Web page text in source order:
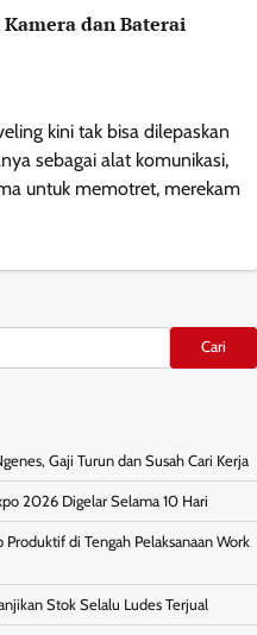
dan Baterai
kini tak bisa dilepaskan
sebagai alat komunikasi,
untuk memotret, merekam
Cari
Gaji Turun dan Susah Cari Kerja
2026 Digelar Selama 10 Hari
di Tengah Pelaksanaan Work
Stok Selalu Ludes Terjual